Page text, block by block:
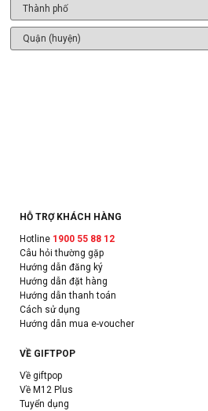
HỖ TRỢ KHÁCH HÀNG
Hotline 1900 55 88 12
Câu hỏi thường gặp
Hướng dẫn đăng ký
Hướng dẫn đặt hàng
Hướng dẫn thanh toán
Cách sử dụng
Hướng dẫn mua e-voucher
VỀ GIFTPOP
Về giftpop
Về M12 Plus
Tuyển dụng